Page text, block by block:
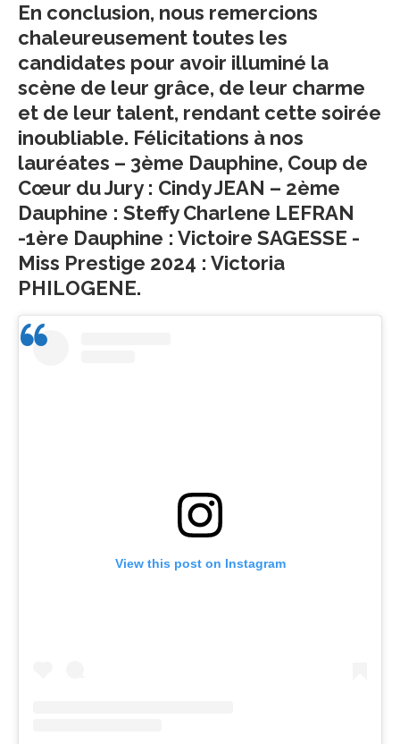
En conclusion, nous remercions
chaleureusement toutes les
candidates pour avoir illuminé la
scène de leur grâce, de leur charme
et de leur talent, rendant cette soirée
inoubliable. Félicitations à nos
lauréates – 3ème Dauphine, Coup de
Cœur du Jury : Cindy JEAN – 2ème
Dauphine : Steffy Charlene LEFRAN
-1ère Dauphine : Victoire SAGESSE -
Miss Prestige 2024 : Victoria
PHILOGENE.
View this post on Instagram